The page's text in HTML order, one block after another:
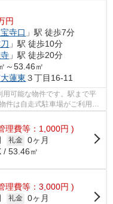
円
寺口 」駅 徒歩7分
」駅 徒歩10分
」駅 徒歩20分
～53.46㎡
大蓮東 ３丁目16-11
可能な物件です。駅まで平
件は自走式駐車場がご利用い
理費等：1,000円 )
礼金 0ヶ月
/ 53.46㎡
理費等：3,000円 )
礼金 0ヶ月